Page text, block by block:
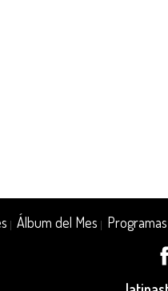
|Álbum del Mes Programas